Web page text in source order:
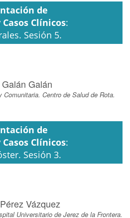
de
Clínicos:
Sesión 5.
Galán
Comunitaria. Centro de Salud de Rota.
de
Clínicos:
Sesión 3.
Vázquez
Universitario de Jerez de la Frontera.